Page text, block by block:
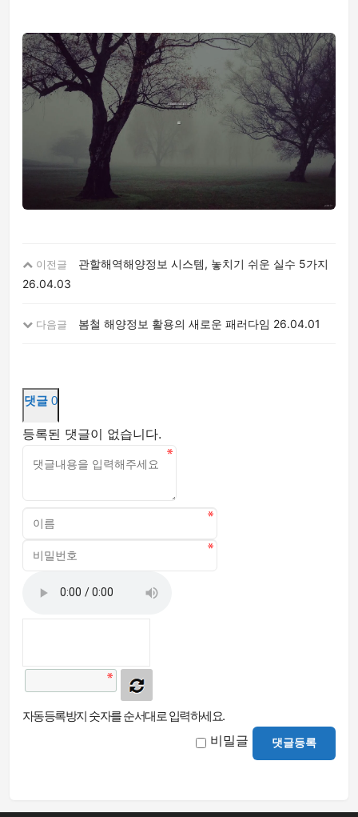
이전글
관할해역해양정보 시스템, 놓치기 쉬운 실수 5가지
26.04.03
다음글 봄철 해양정보 활용의 새로운 패러다임 26.04.01
댓글 0
등록된 댓글이 없습니다.
자동등록방지 숫자를 순서대로 입력하세요.
비밀글 댓글등록